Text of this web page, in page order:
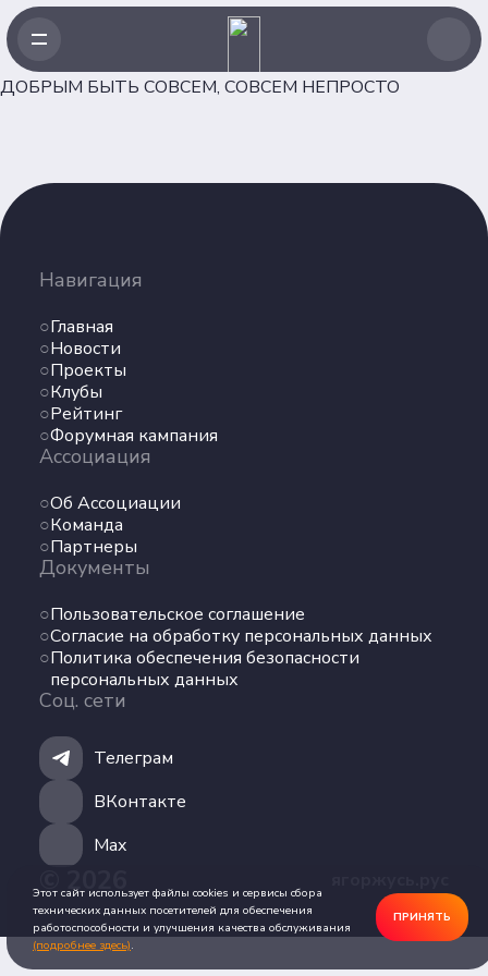
ДОБРЫМ БЫТЬ СОВСЕМ, СОВСЕМ НЕПРОСТО
Навигация
Главная
Новости
Проекты
Клубы
Рейтинг
Форумная кампания
Ассоциация
Об Ассоциации
Команда
Партнеры
Документы
Пользовательское соглашение
Согласие на обработку персональных данных
Политика обеспечения безопасности
персональных данных
Соц. сети
Телеграм
ВКонтакте
Max
© 2026
Главная
Новости
Проекты
Клубы
Рейтинг
Форумная кампания
Команда
Партнеры
Пользовательское соглашение
Согласие на обработку персональных данных
Политика обеспечения безопасности
персональных данных
сети
Телеграм
ВКонтакте
Max
Этот сайт использует файлы cookies и сервисы сбора
технических данных посетителей для обеспечения
работоспособности и улучшения качества обслуживания
(подробнее здесь).
ПРИНЯТЬ